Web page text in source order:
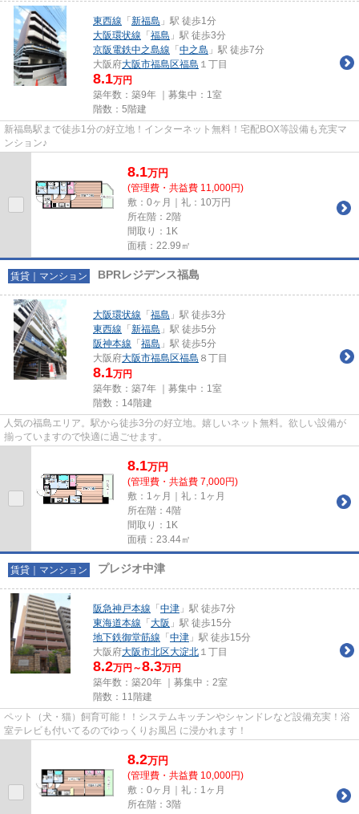
東西線 「 新福島 」駅 徒歩1分
大阪環状線 「 福島 」駅 徒歩3分
京阪電鉄中之島線 「 中之島 」駅 徒歩7分
大阪府大阪市福島区福島 １丁目
8.1万円
築年数：築9年 ｜募集中： 1室
階数：5階建
新福島駅まで徒歩1分の好立地！インターネット無料！宅配BOX等設備も充実マ
ンション♪
8.1万円
(管理費・共益費 11,000円)
敷：0ヶ月｜礼：10万円
所在階：2階
間取り：1K
面積：22.99㎡
賃貸｜マンション BPRレジデンス福島
大阪環状線 「 福島 」駅 徒歩3分
東西線 「 新福島 」駅 徒歩5分
阪神本線 「 福島 」駅 徒歩5分
大阪府大阪市福島区福島 ８丁目
8.1万円
築年数：築7年 ｜募集中： 1室
階数：14階建
人気の福島エリア。駅から徒歩3分の好立地。嬉しいネット無料。欲しい設備が
揃っていますので快適に過ごせます。
8.1万円
(管理費・共益費 7,000円)
敷：1ヶ月｜礼：1ヶ月
所在階：4階
間取り：1K
面積：23.44㎡
賃貸｜マンション プレジオ中津
阪急神戸本線 「 中津 」駅 徒歩7分
東海道本線 「 大阪 」駅 徒歩15分
地下鉄御堂筋線 「 中津 」駅 徒歩15分
大阪府大阪市北区大淀北 １丁目
8.2万円～8.3万円
築年数：築20年 ｜募集中： 2室
階数：11階建
ペット（犬・猫）飼育可能！！システムキッチンやシャンドレなど設備充実！浴
室テレビも付いてるのでゆっくりお風呂 に浸かれます！
8.2万円
(管理費・共益費 10,000円)
敷：0ヶ月｜礼：1ヶ月
所在階：3階